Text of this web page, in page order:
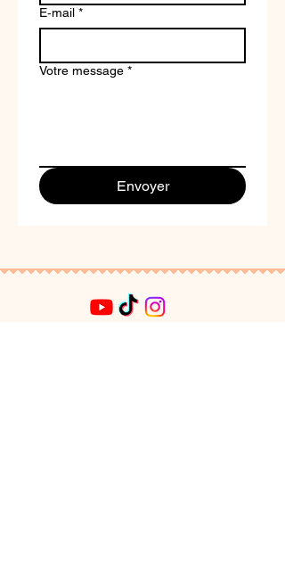
E‑mail *
Votre message *
Envoyer